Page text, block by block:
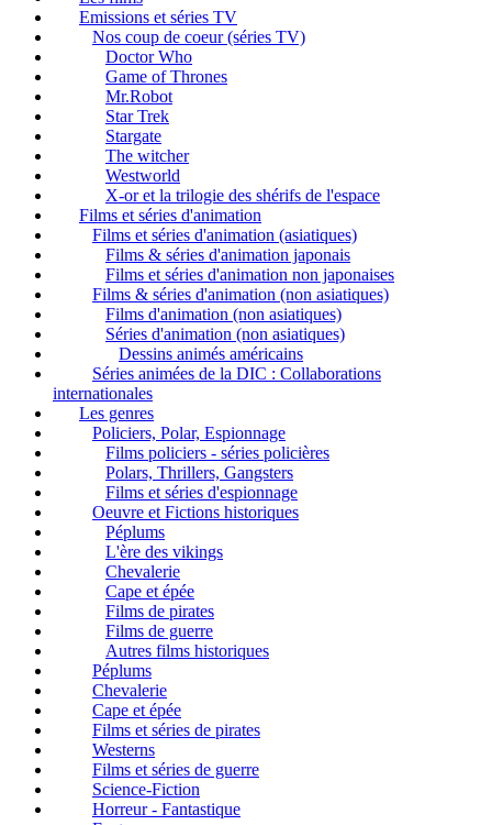
Emissions et séries TV
Nos coup de coeur (séries TV)
Doctor Who
Game of Thrones
Mr.Robot
Star Trek
Stargate
The witcher
Westworld
X-or et la trilogie des shérifs de l'espace
Films et séries d'animation
Films et séries d'animation (asiatiques)
Films & séries d'animation japonais
Films et séries d'animation non japonaises
Films & séries d'animation (non asiatiques)
Films d'animation (non asiatiques)
Séries d'animation (non asiatiques)
Dessins animés américains
Séries animées de la DIC : Collaborations
internationales
Les genres
Policiers, Polar, Espionnage
Films policiers - séries policières
Polars, Thrillers, Gangsters
Films et séries d'espionnage
Oeuvre et Fictions historiques
Péplums
L'ère des vikings
Chevalerie
Cape et épée
Films de pirates
Films de guerre
Autres films historiques
Péplums
Chevalerie
Cape et épée
Films et séries de pirates
Westerns
Films et séries de guerre
Science-Fiction
Horreur - Fantastique